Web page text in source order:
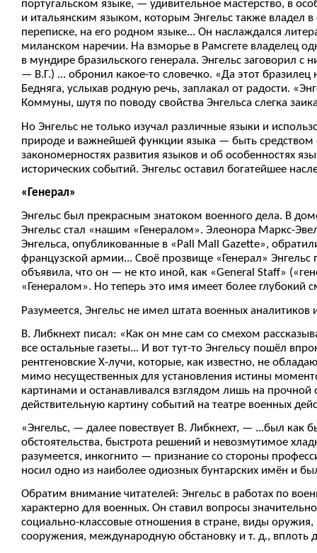
португальском языке, — удивительное мастерство, в
и итальянским языком, которым Энгельс также владел
переписке, на его родном языке... Он наслаждался
миланском наречии. На взморье в Рамсгете владелец
в мундире бразильского генерала. Энгельс заговорил
— В.Г.) ... обронил какое-то словечко. «Да этот
Бедняга, услыхав родную речь, заплакал от радости.
Коммуны, шутя по поводу свойства Энгельса слегка
Но Энгельс не только изучал различные языки и
природе и важнейшей функции языка — быть средством
закономерностях развития языков и об особенностях
исторических событий. Энгельс оставил богатейшее
«Генерал»
Энгельс был прекрасным знатоком военного дела. В
Энгельс стал «нашим «Генералом». Элеонора Маркс-
Энгельса, опубликованные в «Pall Mall Gazette»,
французской армии... Своё прозвище «Генерал»
объявила, что он — не кто иной, как «General Staff»
«Генералом». Но теперь это имя имеет более глубокий
Разумеется, Энгельс не имел штата военных аналитиков
В. Либкнехт писал: «Как он мне сам со смехом
все остальные газеты... И вот тут-то Энгельсу пошёл
рентгеновские Х-лучи, которые, как известно, не
мимо несущественных для установления истины
картинами и останавливался взглядом лишь на
действительную картину событий на театре военных
«Энгельс, — далее повествует В. Либкнехт, — ...был как
обстоятельства, быстрота решений и невозмутимое
разумеется, инкогнито — признание со стороны
носил одно из наиболее одиозных бунтарских имён и
Обратим внимание читателей: Энгельс в работах по
характерно для военных. Он ставил вопросы
социально-классовые отношения в стране, виды
сооружения, международную обстановку и т. д., вплоть